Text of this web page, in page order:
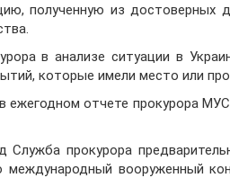
полученную из достоверных
в анализе ситуации в
которые имели место или
ежегодном отчете прокурора
Служба прокурора
международный вооруженный